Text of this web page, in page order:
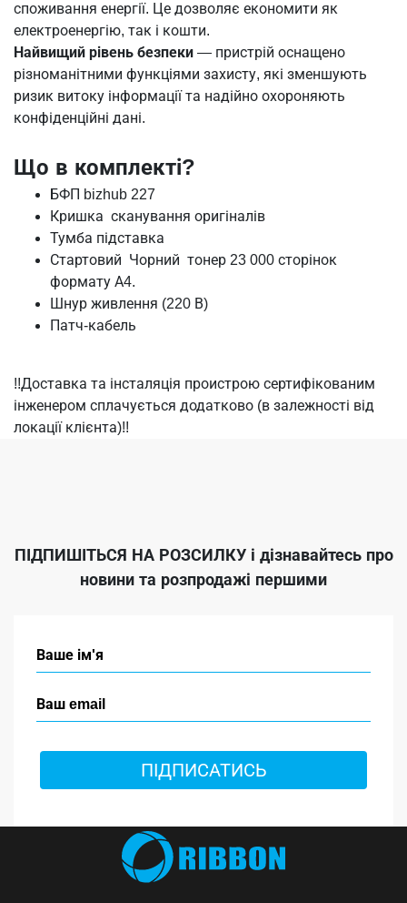
споживання енергії. Це дозволяє економити як
електроенергію, так і кошти.
Найвищий рівень безпеки — пристрій оснащено
різноманітними функціями захисту, які зменшують
ризик витоку інформації та надійно охороняють
конфіденційні дані.
Що в комплекті?
БФП bizhub 227
Кришка сканування оригіналів
Тумба підставка
Стартовий Чорний тонер 23 000 сторінок
формату А4.
Шнур живлення (220 В)
Патч-кабель
!!Доставка та інсталяція проистрою сертифікованим
інженером сплачується додатково (в залежності від
локації клієнта)!!
ПІДПИШІТЬСЯ НА РОЗСИЛКУі дізнавайтесь про
новини та розпродажі першими
ПІДПИСАТИСЬ